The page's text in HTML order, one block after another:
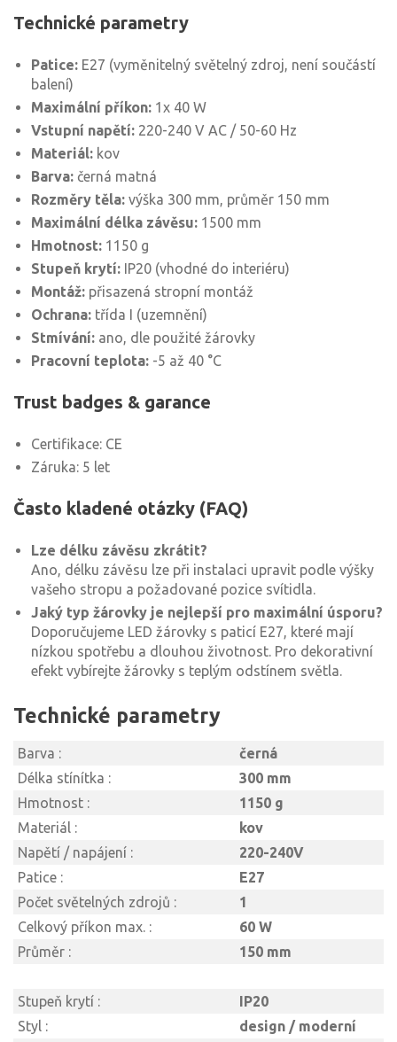
Technické parametry
Patice: E27 (vyměnitelný světelný zdroj, není součástí
balení)
Maximální příkon: 1x 40 W
Vstupní napětí: 220-240 V AC / 50-60 Hz
Materiál: kov
Barva: černá matná
Rozměry těla: výška 300 mm, průměr 150 mm
Maximální délka závěsu: 1500 mm
Hmotnost: 1150 g
Stupeň krytí: IP20 (vhodné do interiéru)
Montáž: přisazená stropní montáž
Ochrana: třída I (uzemnění)
Stmívání: ano, dle použité žárovky
Pracovní teplota: -5 až 40 °C
Trust badges & garance
Certifikace: CE
Záruka: 5 let
Často kladené otázky (FAQ)
Lze délku závěsu zkrátit?
Ano, délku závěsu lze při instalaci upravit podle výšky
vašeho stropu a požadované pozice svítidla.
Jaký typ žárovky je nejlepší pro maximální úsporu?
Doporučujeme LED žárovky s paticí E27, které mají
nízkou spotřebu a dlouhou životnost. Pro dekorativní
efekt vybírejte žárovky s teplým odstínem světla.
Technické parametry
Barva :
černá
Délka stínítka :
300 mm
Hmotnost :
1150 g
Materiál :
kov
Napětí / napájení :
220-240V
Patice :
E27
Počet světelných zdrojů :
1
Celkový příkon max. :
60 W
Průměr :
150 mm
Stupeň krytí :
IP20
Styl :
design / moderní